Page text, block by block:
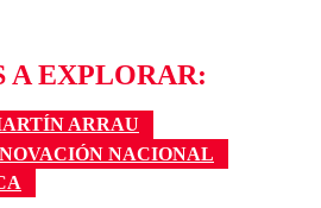
A EXPLORAR:
ARRAU
NACIONAL